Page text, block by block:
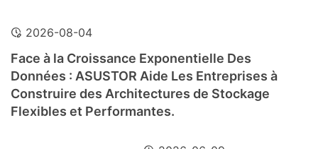
2026-08-04
Face à la Croissance Exponentielle Des
Données : ASUSTOR Aide Les Entreprises à
Construire des Architectures de Stockage
Flexibles et Performantes.